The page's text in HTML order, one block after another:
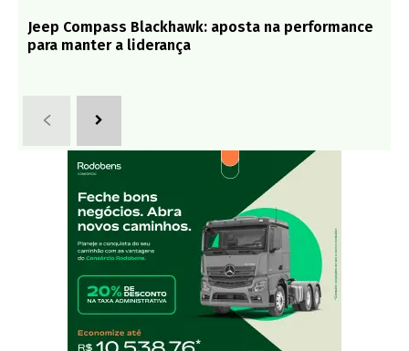
Jeep Compass Blackhawk: aposta na performance
para manter a liderança